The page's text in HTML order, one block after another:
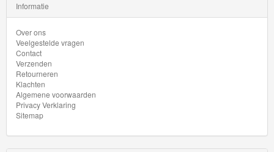
Informatie
Over ons
Veelgestelde vragen
Contact
Verzenden
Retourneren
Klachten
Algemene voorwaarden
Privacy Verklaring
Sitemap